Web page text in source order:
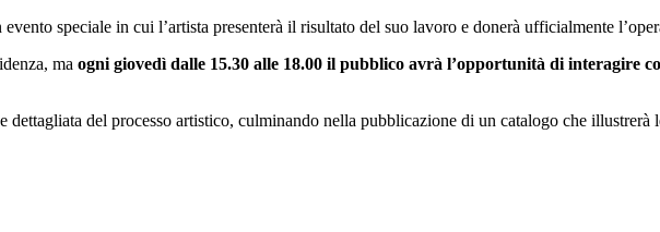
speciale in cui l’artista presenterà il risultato del suo lavoro e donerà ufficialmente
ma ogni giovedì dalle 15.30 alle 18.00 il pubblico avrà l’opportunità di interagire
dettagliata del processo artistico, culminando nella pubblicazione di un catalogo che illustrerà